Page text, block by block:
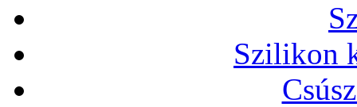
Szilikon